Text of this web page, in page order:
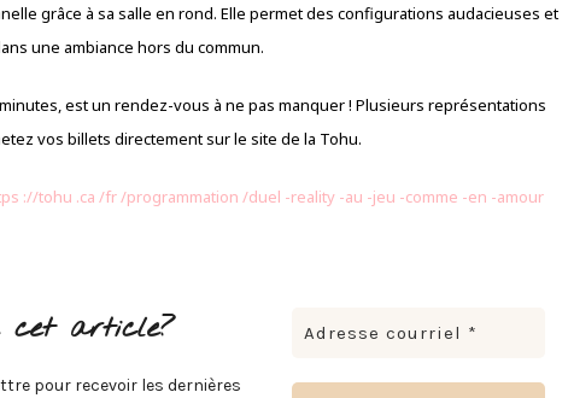
grâce à sa salle en rond. Elle permet des configurations audacieuses et
une ambiance hors du commun.
est un rendez-vous à ne pas manquer ! Plusieurs représentations
vos billets directement sur le site de la Tohu.
://tohu .ca /fr/programmation /duel -reality -au -jeu -comme -en -amour
cet article?
pour recevoir les dernières